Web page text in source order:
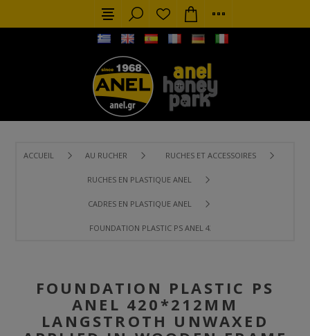
ACCUEIL AU RUCHER RUCHES ET ACCESSOIRES
RUCHES EN PLASTIQUE ANEL
CADRES EN PLASTIQUE ANEL
FOUNDATION PLASTIC PS ANEL 420*212MM LANGSTROTH
FOUNDATION PLASTIC PS
ANEL 420*212MM
LANGSTROTH UNWAXED